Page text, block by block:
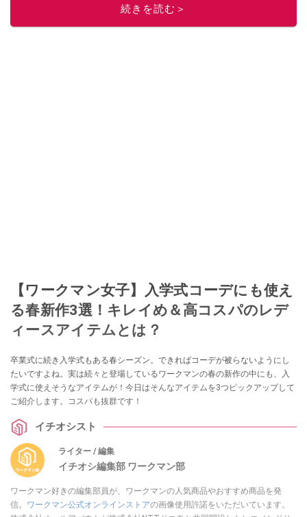
続きを読む＞
【ワークマン女子】入学式コーデにも使え
る春新作3選！キレイめ＆高コスパのレデ
ィースアイテムとは？
卒業式に続き入学式もある春シーズン。できればコーデが被らないようにし
たいですよね。実は続々と登場しているワークマンの春の新作の中にも、入
学式に使えそうなアイテムが！今日はそんなアイテムを3つピックアップして
ご紹介します。コスパも抜群です！
イチオシスト
ライター / 編集
イチオシ編集部 ワークマン部
ワークマン好きの編集部員が、ワークマンの人気商品やおすすめ商品を発
信。 ワークマン公式オンラインストアの画像使用許諾をいただいています。